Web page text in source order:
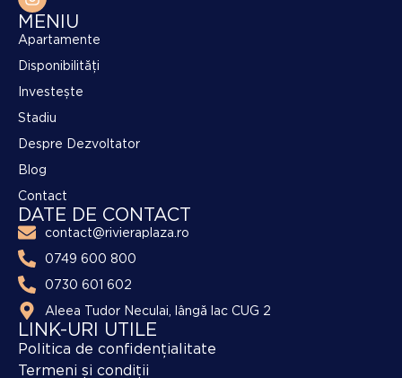
MENIU
Apartamente
Disponibilități
Investește
Stadiu
Despre Dezvoltator
Blog
Contact
DATE DE CONTACT
contact@rivieraplaza.ro
0749 600 800
0730 601 602
Aleea Tudor Neculai, lângă lac CUG 2
LINK-URI UTILE
Politica de confidențialitate
Termeni și condiții